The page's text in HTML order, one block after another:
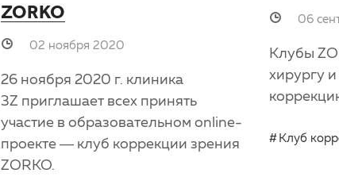
ZORKO
02 ноября 2020
26 ноября 2020 г. клиника
3Z приглашает всех принять
участие в образовательном online-
проекте — клуб коррекции зрения
ZORKO.
06
Клубы
хирургу
Клуб